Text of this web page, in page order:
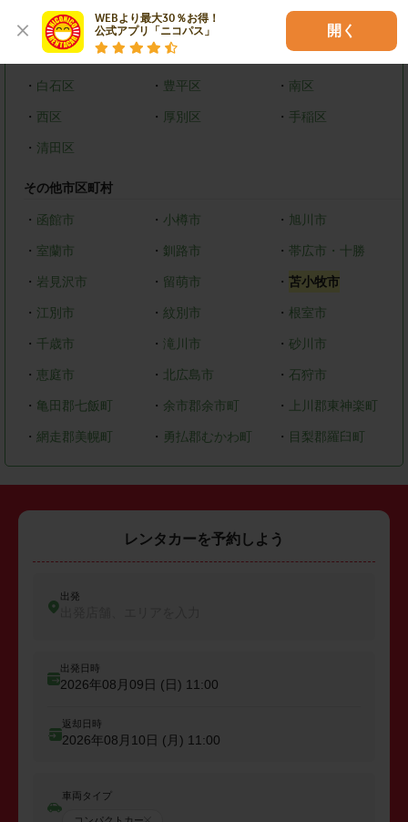
WEBより最大30％お得！
公式アプリ「ニコパス」
開く
札幌市
中央区 ・ 北区 ・東区
・ 白石区 ・ 豊平区 ・ 南区
・ 西区 ・ 厚別区 ・ 手稲区
・ 清田区
その他市区町村
・ 函館市 ・ 小樽市 ・ 旭川市
・ 室蘭市 ・ 釧路市 ・ 帯広市・十勝
・ 岩見沢市 ・ 留萌市 ・苫小牧市
・ 江別市 ・ 紋別市 ・ 根室市
・ 千歳市 ・ 滝川市 ・砂川市
・ 恵庭市 ・ 北広島市 ・ 石狩市
・ 亀田郡七飯町 ・ 余市郡余市町 ・ 上川郡東神楽町
・ 網走郡美幌町 ・ 勇払郡むかわ町 ・ 目梨郡羅臼町
レンタカーを予約しよう
出発
出発日時
2026年08月09日 (日) 11:00
返却日時
2026年08月10日 (月) 11:00
車両タイプ